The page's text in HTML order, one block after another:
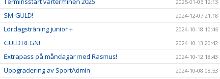
2025-01-06 12:13
SM-GULD! 2024-12-07 21:18
Lördagsträning junior + 2024-10-18 10:46
GULD REGN! 2024-10-13 20:42
Extrapass på måndagar med Rasmus! 2024-10-12 18:43
Uppgradering av SportAdmin 2024-10-08 08:53